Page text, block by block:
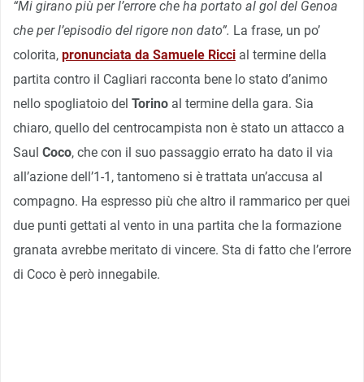
“Mi girano più per l’errore che ha portato al gol del Genoa
che per l’episodio del rigore non dato”. La frase, un po’
colorita, pronunciata da Samuele Ricci al termine della
partita contro il Cagliari racconta bene lo stato d’animo
nello spogliatoio del Torino al termine della gara. Sia
chiaro, quello del centrocampista non è stato un attacco a
Saul Coco, che con il suo passaggio errato ha dato il via
all’azione dell’1-1, tantomeno si è trattata un’accusa al
compagno. Ha espresso più che altro il rammarico per quei
due punti gettati al vento in una partita che la formazione
granata avrebbe meritato di vincere. Sta di fatto che l’errore
di Coco è però innegabile.